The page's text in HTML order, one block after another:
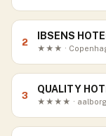
2
IBSENS
★★★ ·
3
QUALITY
★★★★ · aalborg,